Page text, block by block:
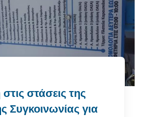
στάσεις της
Συγκοινωνίας για